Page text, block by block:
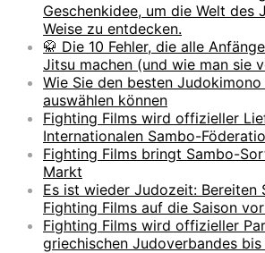
Geschenkidee, um die Welt des
Weise zu entdecken.
🥋 Die 10 Fehler, die alle
Jitsu machen (und wie man sie
Wie Sie den besten
auswählen können
Fighting Films wird offizieller
Internationalen Sambo-
Fighting Films bringt Sambo-
Markt
Es ist wieder Judozeit: Bereiten
Fighting Films auf die Saison
Fighting Films wird offizieller
griechischen Judoverbandes